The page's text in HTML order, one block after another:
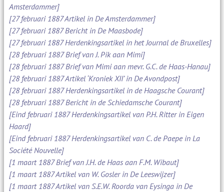
Amsterdammer]
[27 februari 1887 Artikel in De Amsterdammer]
[27 februari 1887 Bericht in De Maasbode]
[27 februari 1887 Herdenkingsartikel in het Journal de Bruxelles]
[28 februari 1887 Brief van J. Pik aan Mimi]
[28 februari 1887 Brief van Mimi aan mevr. G.C. de Haas-Hanau]
[28 februari 1887 Artikel ‘Kroniek XII’ in De Avondpost]
[28 februari 1887 Herdenkingsartikel in de Haagsche Courant]
[28 februari 1887 Bericht in de Schiedamsche Courant]
[Eind februari 1887 Herdenkingsartikel van P.H. Ritter in Eigen
Haard]
[Eind februari 1887 Herdenkingsartikel van C. de Paepe in La
Société Nouvelle]
[1 maart 1887 Brief van J.H. de Haas aan F.M. Wibaut]
[1 maart 1887 Artikel van W. Gosler in De Leeswijzer]
[1 maart 1887 Artikel van S.E.W. Roorda van Eysinga in De